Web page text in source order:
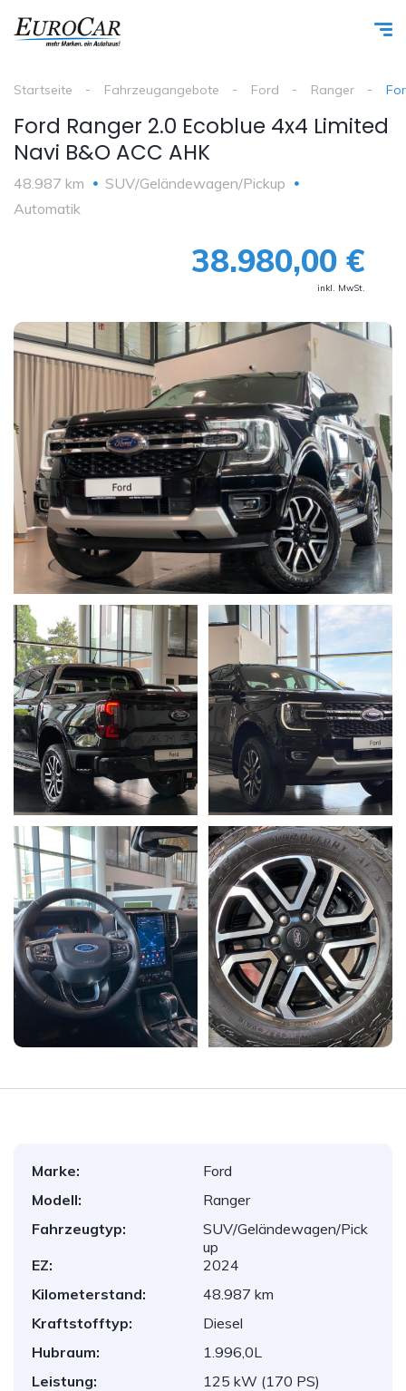
Startseite Fahrzeugangebote Ford Ranger
Ford Ranger 2.0 Ecoblue 4x4 Limited
Navi B&O ACC AHK
48.987 km
SUV/Geländewagen/Pickup
Automatik
38.980,00 €
inkl. MwSt.
Marke:
Ford
Modell:
Ranger
Fahrzeugtyp:
SUV/Geländewagen/Pick
up
EZ:
2024
Kilometerstand:
48.987 km
Kraftstofftyp:
Diesel
Hubraum:
1.996,0L
Leistung:
125 kW (170 PS)